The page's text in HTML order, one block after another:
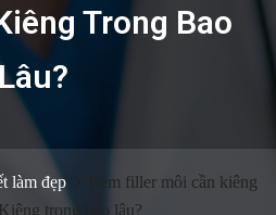
Trong Bao
Lâu?
làm đẹp
Tiêm filler môi cần kiêng
trong bao lâu?